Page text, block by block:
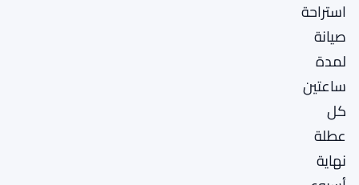
استراحة
صيانة
لمدة
ساعتين
كل
عطلة
نهاية